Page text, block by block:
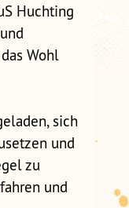
Huchting
Wohl
sich
und
zu
und